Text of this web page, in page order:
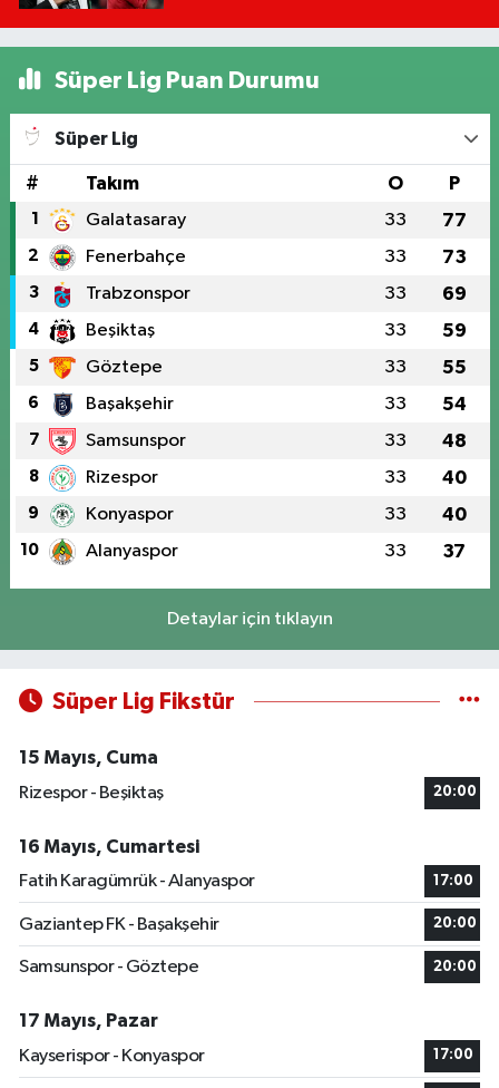
Süper Lig Puan Durumu
Süper Lig
# Takım O P
1 Galatasaray 33 77
2 Fenerbahçe 33 73
3 Trabzonspor 33 69
4 Beşiktaş 33 59
5 Göztepe 33 55
6 Başakşehir 33 54
7 Samsunspor 33 48
8 Rizespor 33 40
9 Konyaspor 33 40
10 Alanyaspor 33 37
Detaylar için tıklayın
Süper Lig Fikstür
15 Mayıs, Cuma
Rizespor - Beşiktaş
20:00
16 Mayıs, Cumartesi
Fatih Karagümrük - Alanyaspor
17:00
Gaziantep FK - Başakşehir 20:00
Samsunspor - Göztepe 20:00
17 Mayıs, Pazar
Kayserispor - Konyaspor
17:00